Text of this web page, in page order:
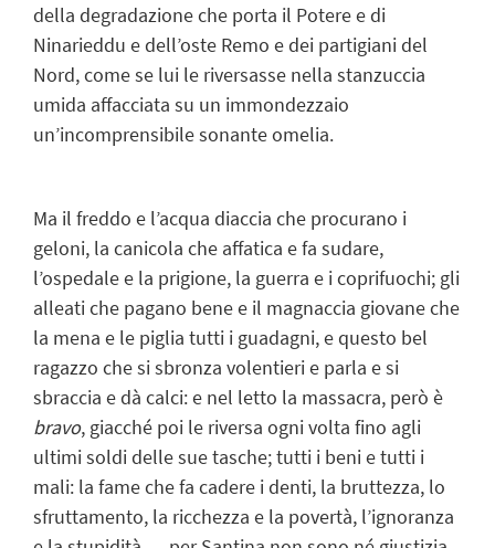
della degradazione che porta il Potere e di
Ninarieddu e dell’oste Remo e dei partigiani del
Nord, come se lui le riversasse nella stanzuccia
umida affacciata su un immondezzaio
un’incomprensibile sonante omelia.
Ma il freddo e l’acqua diaccia che procurano i
geloni, la canicola che affatica e fa sudare,
l’ospedale e la prigione, la guerra e i coprifuochi; gli
alleati che pagano bene e il magnaccia giovane che
la mena e le piglia tutti i guadagni, e questo bel
ragazzo che si sbronza volentieri e parla e si
sbraccia e dà calci: e nel letto la massacra, però è
bravo, giacché poi le riversa ogni volta fino agli
ultimi soldi delle sue tasche; tutti i beni e tutti i
mali: la fame che fa cadere i denti, la bruttezza, lo
sfruttamento, la ricchezza e la povertà, l’ignoranza